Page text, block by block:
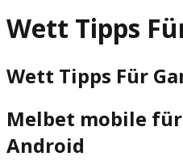
Wett Tipps
Wett Tipps Für
Melbet mobile
Android